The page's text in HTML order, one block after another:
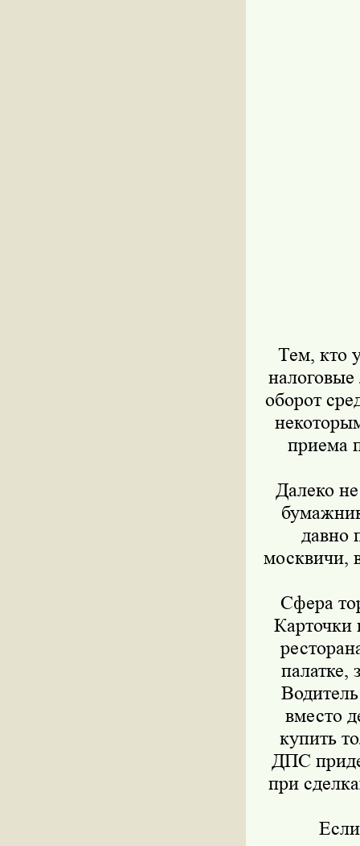
Тем, кто
налоговые
оборот
приема
Далеко
давно
москвичи,
Сфера
Карточки
палатке,
вместо
купить
ДПС
при